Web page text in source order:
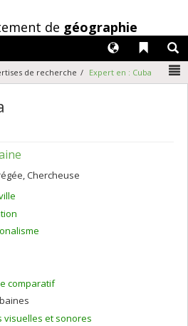
de géographie
Liens
Langues
de recherche Expert en : Cuba
Chercheuse
comparatif
visuelles et sonores